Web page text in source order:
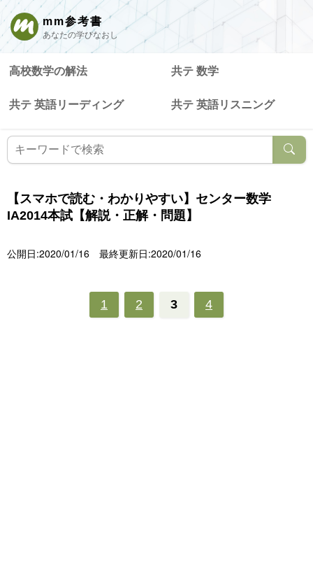
mm参考書
あなたの学びなおし
高校数学の解法 共テ 数学
共テ 英語リーディング 共テ 英語リスニング
【スマホで読む・わかりやすい】センター数学
IA2014本試【解説・正解・問題】
公開日:2020/01/16 最終更新日:2020/01/16
1 2 3 4